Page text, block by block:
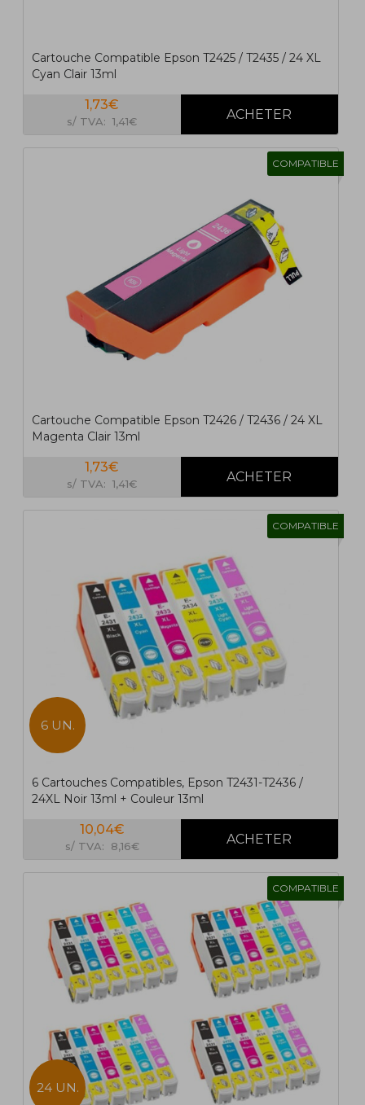
Cartouche Compatible Epson T2425 / T2435 / 24 XL
Cyan Clair 13ml
1,73€
s/ TVA: 1,41€
COMPATIBLE
Cartouche Compatible Epson T2426 / T2436 / 24 XL
Magenta Clair 13ml
1,73€
s/ TVA: 1,41€
COMPATIBLE
6 UN.
6 Cartouches Compatibles, Epson T2431-T2436 /
24XL Noir 13ml + Couleur 13ml
10,04€
s/ TVA: 8,16€
COMPATIBLE
24 UN.